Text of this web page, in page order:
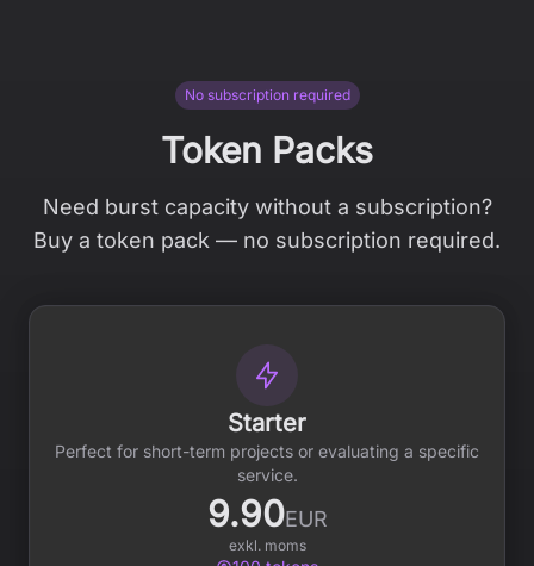
No subscription required
Token Packs
Need burst capacity without a subscription?
Buy a token pack — no subscription required.
Starter
Perfect for short-term projects or evaluating a specific
service.
9.90EUR
exkl. moms